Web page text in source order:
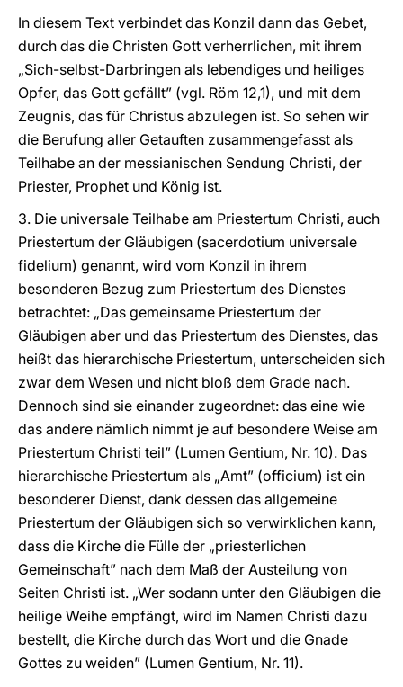
In diesem Text verbindet das Konzil dann das Gebet,
durch das die Christen Gott verherrlichen, mit ihrem
„Sich-selbst-Darbringen als lebendiges und heiliges
Opfer, das Gott gefällt” (vgl. Röm 12,1), und mit dem
Zeugnis, das für Christus abzulegen ist. So sehen wir
die Berufung aller Getauften zusammengefasst als
Teilhabe an der messianischen Sendung Christi, der
Priester, Prophet und König ist.
3. Die universale Teilhabe am Priestertum Christi, auch
Priestertum der Gläubigen (sacerdotium universale
fidelium) genannt, wird vom Konzil in ihrem
besonderen Bezug zum Priestertum des Dienstes
betrachtet: „Das gemeinsame Priestertum der
Gläubigen aber und das Priestertum des Dienstes, das
heißt das hierarchische Priestertum, unterscheiden sich
zwar dem Wesen und nicht bloß dem Grade nach.
Dennoch sind sie einander zugeordnet: das eine wie
das andere nämlich nimmt je auf besondere Weise am
Priestertum Christi teil” (Lumen Gentium, Nr. 10). Das
hierarchische Priestertum als „Amt” (officium) ist ein
besonderer Dienst, dank dessen das allgemeine
Priestertum der Gläubigen sich so verwirklichen kann,
dass die Kirche die Fülle der „priesterlichen
Gemeinschaft” nach dem Maß der Austeilung von
Seiten Christi ist. „Wer sodann unter den Gläubigen die
heilige Weihe empfängt, wird im Namen Christi dazu
bestellt, die Kirche durch das Wort und die Gnade
Gottes zu weiden” (Lumen Gentium, Nr. 11).